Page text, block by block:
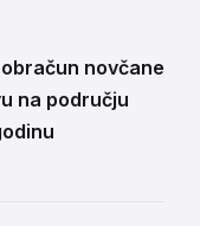
novčane
na području